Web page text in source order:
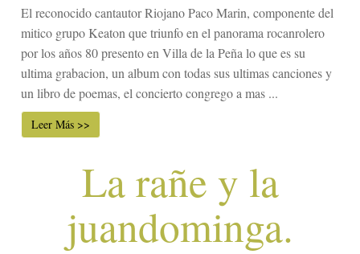
El reconocido cantautor Riojano Paco Marin, componente del
mitico grupo Keaton que triunfo en el panorama rocanrolero
por los años 80 presento en Villa de la Peña lo que es su
ultima grabacion, un album con todas sus ultimas canciones y
un libro de poemas, el concierto congrego a mas ...
Leer Más >>
La rañe y la
juandominga.